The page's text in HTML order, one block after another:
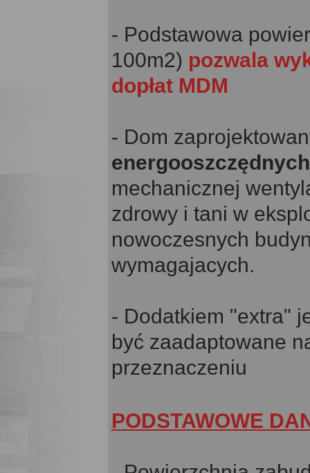
- Podstawowa
100m2) pozwala
dopłat MDM
- Dom
mechanicznej
zdrowy i tani w
nowoczesnych
wymagajacych.
- Dodatkiem "extra"
być zaadaptowane
przeznaczeniu
PODSTAWOWE